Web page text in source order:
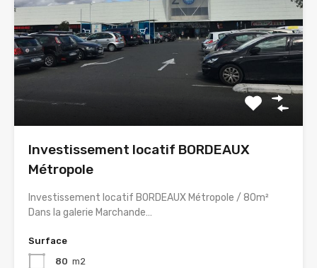
Investissement locatif BORDEAUX
Métropole
Investissement locatif BORDEAUX Métropole / 80m²
Dans la galerie Marchande…
Surface
80 m2